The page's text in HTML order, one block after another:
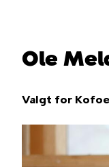
Ole
Valgt for